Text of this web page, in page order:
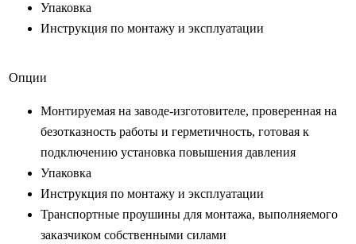
Упаковка
Инструкция по монтажу и эксплуатации
Опции
Монтируемая на заводе-изготовителе, проверенная на
безотказность работы и герметичность, готовая к
подключению установка повышения давления
Упаковка
Инструкция по монтажу и эксплуатации
Транспортные проушины для монтажа, выполняемого
заказчиком собственными силами